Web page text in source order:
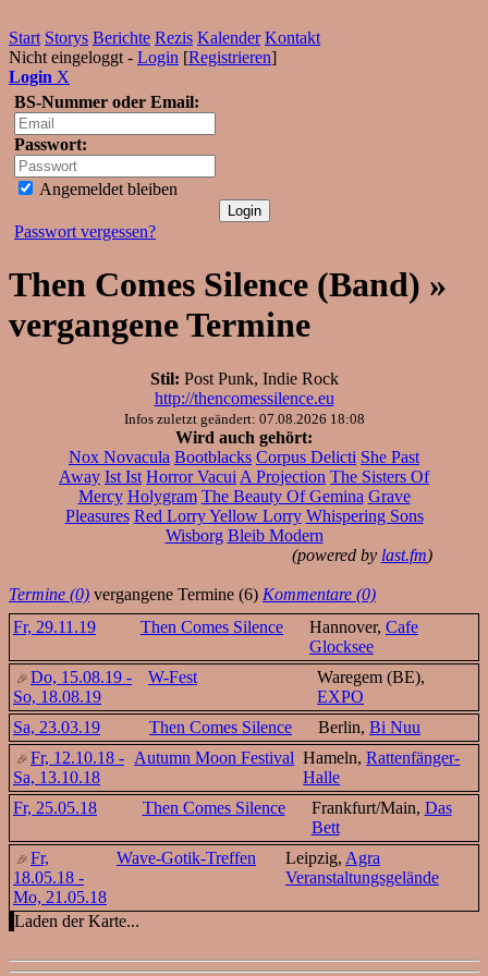
Start Storys Berichte Rezis Kalender Kontakt
Nicht eingeloggt - Login [Registrieren]
Login X
BS-Nummer oder Email:
Passwort:
Angemeldet bleiben
Passwort vergessen?
Then Comes Silence (Band) »
vergangene Termine
Stil: Post Punk, Indie Rock
http://thencomessilence.eu
Infos zuletzt geändert: 07.08.2026 18:08
Wird auch gehört:
Nox Novacula Bootblacks Corpus Delicti She Past
Away Ist Ist Horror Vacui A Projection The Sisters Of
Mercy Holygram The Beauty Of Gemina Grave
Pleasures Red Lorry Yellow Lorry Whispering Sons
Wisborg Bleib Modern
(powered by last.fm)
Termine (0) vergangene Termine (6) Kommentare (0)
Fr, 29.11.19
Then Comes Silence Hannover, Cafe
Glocksee
Do, 15.08.19 -
So, 18.08.19
W-Fest
Waregem (BE),
EXPO
Sa, 23.03.19
Then Comes Silence Berlin, Bi Nuu
Fr, 12.10.18 -
Sa, 13.10.18
Autumn Moon Festival Hameln,Rattenfänger-
Halle
Fr, 25.05.18
Then Comes Silence Frankfurt/Main, Das
Bett
Fr,
18.05.18 -
Mo, 21.05.18
Wave-Gotik-Treffen Leipzig, Agra
Veranstaltungsgelände
Laden der Karte...